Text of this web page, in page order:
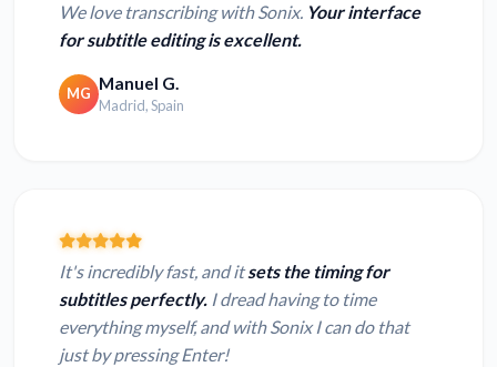
We love transcribing with Sonix. Your interface
for subtitle editing is excellent.
MG Manuel G.
Madrid, Spain
It's incredibly fast, and itsets the timing for
subtitles perfectly. I dread having to time
everything myself, and with Sonix I can do that
just by pressing Enter!